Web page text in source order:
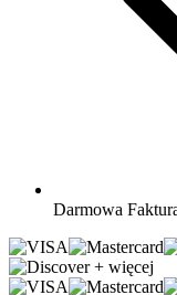
Darmowa
+ więcej